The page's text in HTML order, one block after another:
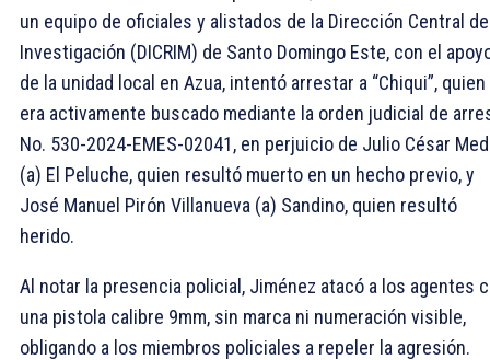
un equipo de oficiales y alistados de la Dirección Central de
Investigación (DICRIM) de Santo Domingo Este, con el
de la unidad local en Azua, intentó arrestar a “Chiqui”, quien
era activamente buscado mediante la orden judicial de
No. 530-2024-EMES-02041, en perjuicio de Julio César
(a) El Peluche, quien resultó muerto en un hecho previo, y
José Manuel Pirón Villanueva (a) Sandino, quien resultó
herido.
Al notar la presencia policial, Jiménez atacó a los agentes
una pistola calibre 9mm, sin marca ni numeración visible,
obligando a los miembros policiales a repeler la agresión.